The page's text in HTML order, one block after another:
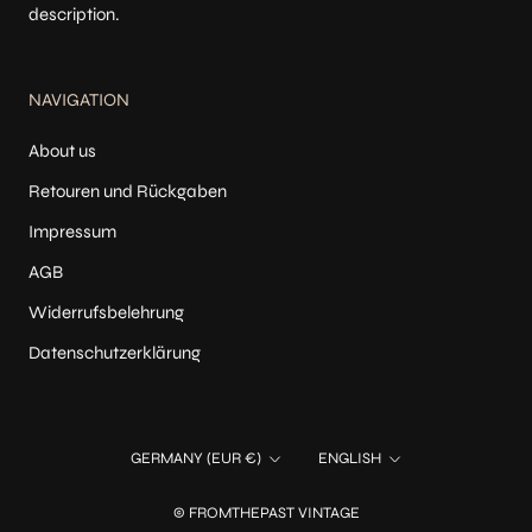
description.
NAVIGATION
About us
Retouren und Rückgaben
Impressum
AGB
Widerrufsbelehrung
Datenschutzerklärung
Country/region
GERMANY (EUR €) Language
ENGLISH
© FROMTHEPAST VINTAGE